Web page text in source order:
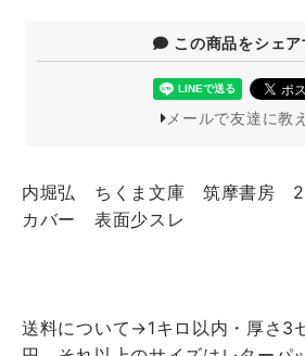
この商品をシェア
メールで友達に教
内堀弘 ちくま文庫 筑摩書房
カバー 表面少スレ
送料について→1キロ以内・厚さ3